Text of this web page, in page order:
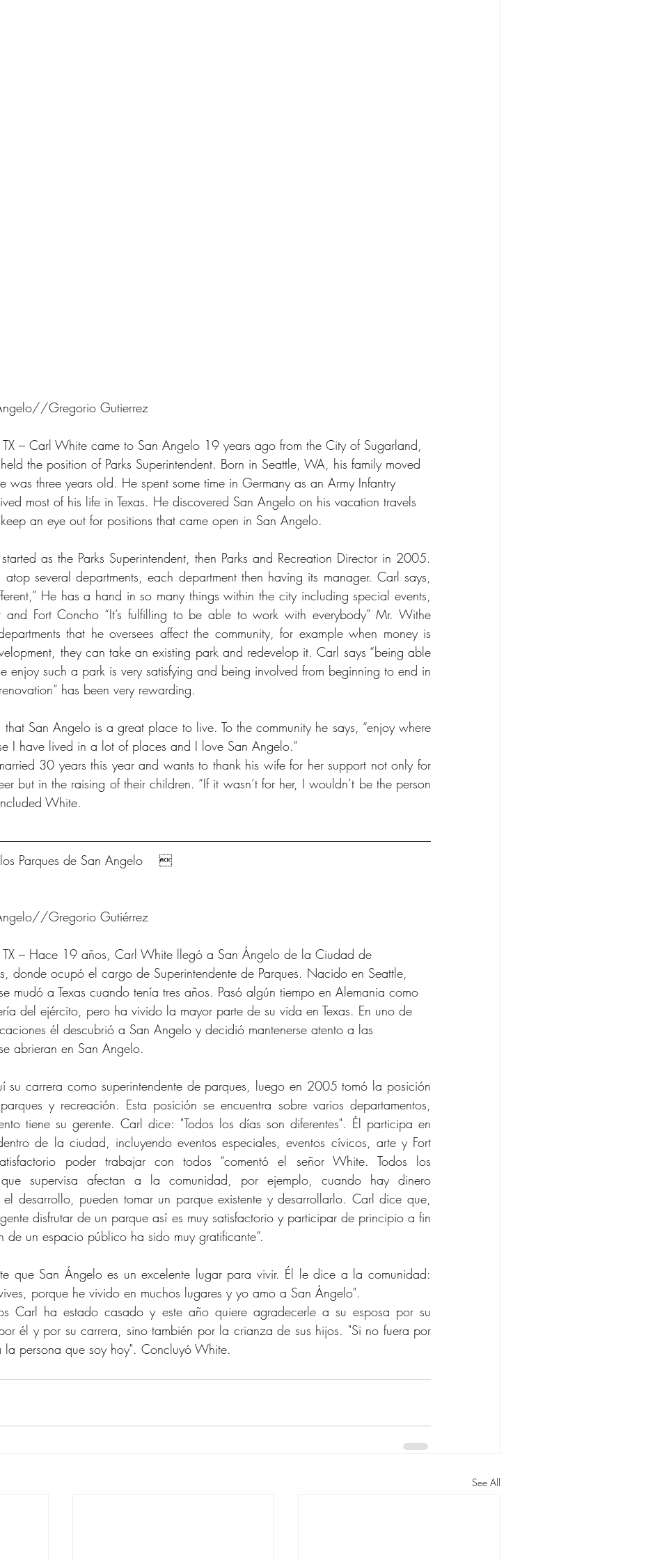
Gregorio Gutierrez
– Carl White came to San Angelo 19 years ago from the City of Sugarland,
the position of Parks Superintendent. Born in Seattle, WA, his family moved
was three years old. He spent some time in Germany as an Army Infantry
most of his life in Texas. He discovered San Angelo on his vacation travels
an eye out for positions that came open in San Angelo.
as the Parks Superintendent, then Parks and Recreation Director in 2005.
atop several departments, each department then having its manager. Carl says,
He has a hand in so many things within the city including special events,
and Fort Concho “It’s fulfilling to be able to work with everybody” Mr. Withe
that he oversees affect the community, for example when money is
they can take an existing park and redevelop it. Carl says “being able
enjoy such a park is very satisfying and being involved from beginning to end in
has been very rewarding.
San Angelo is a great place to live. To the community he says, “enjoy where
I have lived in a lot of places and I love San Angelo.”
30 years this year and wants to thank his wife for her support not only for
but in the raising of their children. “If it wasn’t for her, I wouldn’t be the person
White.
Parques de San Angelo    
Gregorio Gutiérrez
– Hace 19 años, Carl White llegó a San Ángelo de la Ciudad de
donde ocupó el cargo de Superintendente de Parques. Nacido en Seattle,
mudó a Texas cuando tenía tres años. Pasó algún tiempo en Alemania como
del ejército, pero ha vivido la mayor parte de su vida en Texas. En uno de
él descubrió a San Angelo y decidió mantenerse atento a las
abrieran en San Angelo.
su carrera como superintendente de parques, luego en 2005 tomó la posición
y recreación. Esta posición se encuentra sobre varios departamentos,
tiene su gerente. Carl dice: "Todos los días son diferentes". Él participa en
de la ciudad, incluyendo eventos especiales, eventos cívicos, arte y Fort
poder trabajar con todos “comentó el señor White. Todos los
que supervisa afectan a la comunidad, por ejemplo, cuando hay dinero
desarrollo, pueden tomar un parque existente y desarrollarlo. Carl dice que,
disfrutar de un parque así es muy satisfactorio y participar de principio a fin
de un espacio público ha sido muy gratificante”.
que San Ángelo es un excelente lugar para vivir. Él le dice a la comunidad:
porque he vivido en muchos lugares y yo amo a San Ángelo".
Carl ha estado casado y este año quiere agradecerle a su esposa por su
él y por su carrera, sino también por la crianza de sus hijos. "Si no fuera por
persona que soy hoy". Concluyó White.
See All